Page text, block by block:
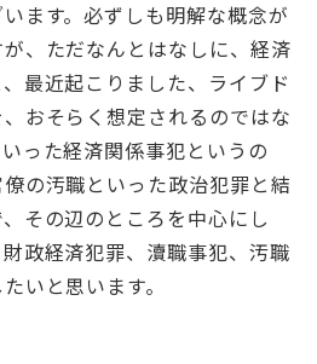
ます。必ずしも明解な概念が
、ただなんとはなしに、経済
最近起こりました、ライブド
おそらく想定されるのではな
った経済関係事犯というの
の汚職といった政治犯罪と結
その辺のところを中心にし
政経済犯罪、瀆職事犯、汚職
いと思います。